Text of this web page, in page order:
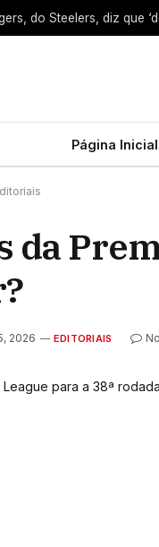
Página Inicial
da
2026 EDITORIAIS